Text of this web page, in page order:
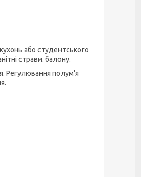
або студентського
страви. балону.
Регулювання полум'я